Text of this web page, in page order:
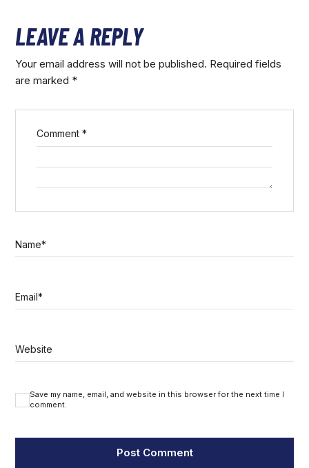
LEAVE A REPLY
Your email address will not be published. Required fields
are marked *
Comment*
Name*
Email*
Website
Save my name, email, and website in this browser for the next time I
comment.